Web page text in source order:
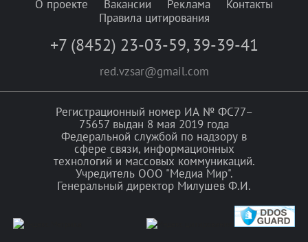
О проекте Вакансии Реклама
Контакты
Правила цитирования
+7 (8452) 23-03-59, 39-39-41
red.vzsar@gmail.com
Регистрационный номер ИА № ФС77–
75657 выдан 8 мая 2019 года
Федеральной службой по надзору в
сфере связи, информационных
технологий и массовых коммуникаций.
Учредитель ООО "Медиа Мир".
Генеральный директор Милушев Ф.И.